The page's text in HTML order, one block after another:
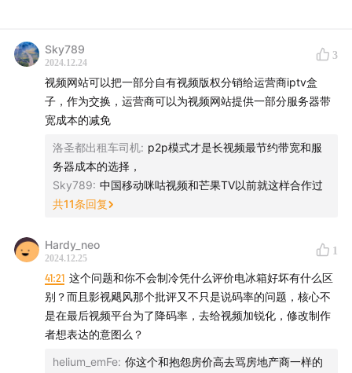
朱峰：「津津乐道播客网络」创始人，产品及技术专
家。（微博：@zhufengme）
高春辉：「科技乱炖」主播。“中国互联网站长第一
人”，科技、互联网领域的连续创业者。（微博：@高春
辉，微信公众号：老高的互联网杂谈）
老韩：B站UP主“老韩一米九
【制作团队】
后期 / 卷圈
封面 / 姝琦@midjourney
运营 / 卷圈，Sand
监制 / 姝琦
产品统筹 / bobo
场地支持 / 声湃轩北京录音间
Sky789
2024.12.24
3
视频网站可以把一部分自有视频版权分销给运营商iptv盒
子，作为交换，运营商可以为视频网站提供一部分服务器带
宽成本的减免
洛圣都出租车司机: p2p模式才是长视频最节约带宽和服
务器成本的选择，
Sky789: 中国移动咪咕视频和芒果TV以前就这样合作过
共11条回复
Hardy_neo
2024.12.25
1
41:21 这个问题和你不会制冷凭什么评价电冰箱好坏有什么区
别？而且影视飓风那个批评又不只是说码率的问题，核心不
是在最后视频平台为了降码率，去给视频加锐化，修改制作
者想表达的意图么？
helium_emFe: 你这个和抱怨房价高去骂房地产商一样的